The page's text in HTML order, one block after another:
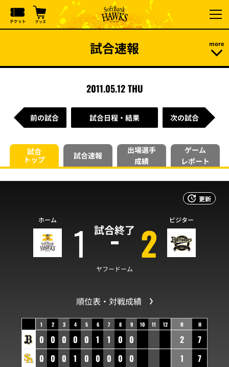
試合速報
2011.05.12 THU
前の試合 試合日程・結果 次の試合
試合
トップ
試合速報
出場選手
成績
ゲーム
レポート
更新
試合終了
ホーム 1 2 ビジター
ヤフードーム
順位表・対戦成績
1 2 3 4 5 6 7 8 9 10 11 12
0 0 0 0 0 1 1 0 0
0 0 0 1 0 0 0 0 0
R H
2
7
1
7